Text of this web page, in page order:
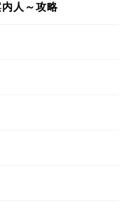
人～攻略